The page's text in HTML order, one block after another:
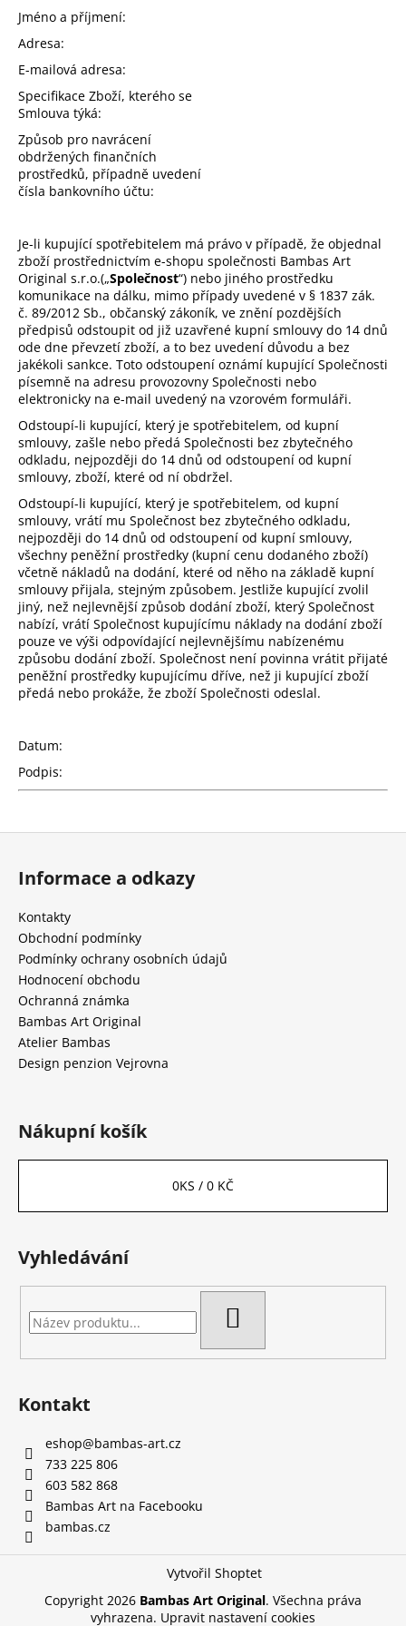
Jméno a příjmení:
Adresa:
E-mailová adresa:
Specifikace Zboží, kterého se
Smlouva týká:
Způsob pro navrácení
obdržených finančních
prostředků, případně uvedení
čísla bankovního účtu:
Je-li kupující spotřebitelem má právo v případě, že objednal
zboží prostřednictvím e-shopu společnosti Bambas Art
Original s.r.o.(„Společnost“) nebo jiného prostředku
komunikace na dálku, mimo případy uvedené v § 1837 zák.
č. 89/2012 Sb., občanský zákoník, ve znění pozdějších
předpisů odstoupit od již uzavřené kupní smlouvy do 14 dnů
ode dne převzetí zboží, a to bez uvedení důvodu a bez
jakékoli sankce. Toto odstoupení oznámí kupující Společnosti
písemně na adresu provozovny Společnosti nebo
elektronicky na e-mail uvedený na vzorovém formuláři.
Odstoupí-li kupující, který je spotřebitelem, od kupní
smlouvy, zašle nebo předá Společnosti bez zbytečného
odkladu, nejpozději do 14 dnů od odstoupení od kupní
smlouvy, zboží, které od ní obdržel.
Odstoupí-li kupující, který je spotřebitelem, od kupní
smlouvy, vrátí mu Společnost bez zbytečného odkladu,
nejpozději do 14 dnů od odstoupení od kupní smlouvy,
všechny peněžní prostředky (kupní cenu dodaného zboží)
včetně nákladů na dodání, které od něho na základě kupní
smlouvy přijala, stejným způsobem. Jestliže kupující zvolil
jiný, než nejlevnější způsob dodání zboží, který Společnost
nabízí, vrátí Společnost kupujícímu náklady na dodání zboží
pouze ve výši odpovídající nejlevnějšímu nabízenému
způsobu dodání zboží. Společnost není povinna vrátit přijaté
peněžní prostředky kupujícímu dříve, než ji kupující zboží
předá nebo prokáže, že zboží Společnosti odeslal.
Datum:
Podpis:
Z
Informace a odkazy
Kontakty
Obchodní podmínky
Podmínky ochrany osobních údajů
Hodnocení obchodu
Ochranná známka
Bambas Art Original
Atelier Bambas
Design penzion Vejrovna
Nákupní košík
0KS / 0 KČ
Vyhledávání
Kontakt
eshop@bambas-art.cz
733 225 806
603 582 868
Bambas Art na Facebooku
bambas.cz
Vytvořil Shoptet
Copyright 2026 Bambas Art Original. Všechna práva
vyhrazena. Upravit nastavení cookies